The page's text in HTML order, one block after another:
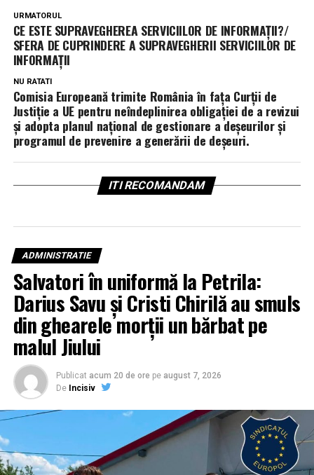
URMATORUL
CE ESTE SUPRAVEGHEREA SERVICIILOR DE INFORMAŢII?/
SFERA DE CUPRINDERE A SUPRAVEGHERII SERVICIILOR DE
INFORMAŢII
NU RATATI
Comisia Europeană trimite România în fața Curții de
Justiție a UE pentru neîndeplinirea obligației de a revizui
și adopta planul național de gestionare a deșeurilor și
programul de prevenire a generării de deșeuri.
ITI RECOMANDAM
ADMINISTRATIE
Salvatori în uniformă la Petrila:
Darius Savu și Cristi Chirilă au smuls
din ghearele morții un bărbat pe
malul Jiului
Publicat acum 20 de ore pe august 7, 2026
De Incisiv